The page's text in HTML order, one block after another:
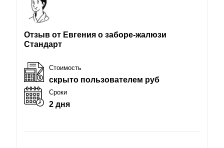
Отзыв от Евгения о заборе-жалюзи
Стандарт
Стоимость
скрыто пользователем руб
Сроки
2 дня